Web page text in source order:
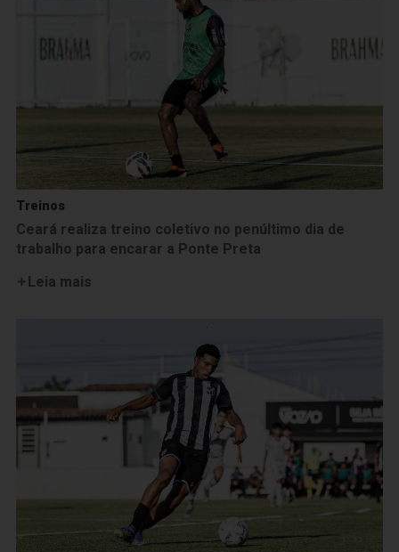
Treinos
Ceará realiza treino coletivo no penúltimo dia de
trabalho para encarar a Ponte Preta
Leia mais